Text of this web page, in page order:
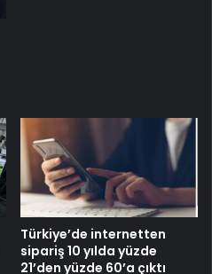
Türkiye’de internetten
sipariş 10 yılda yüzde
21’den yüzde 60’a çıktı